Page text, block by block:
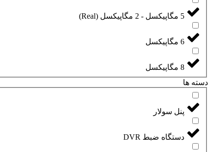
5 مگاپیکسل - 2 مگاپیکسل (Real)
6 مگاپیکسل
8 مگاپیکسل
دسته ها
پنل سولار
دستگاه ضبط DVR